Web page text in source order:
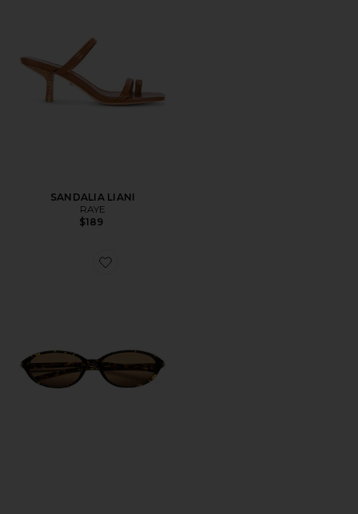
SANDALIA LIANI
RAYE
$189
Favorite GAFAS DE SOL ELLIPSE